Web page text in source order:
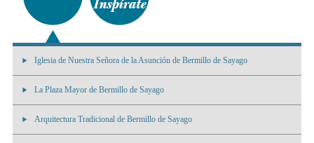
Iglesia de Nuestra Señora de la Asunción de Bermillo de Sayago
La Plaza Mayor de Bermillo de Sayago
Arquitectura Tradicional de Bermillo de Sayago